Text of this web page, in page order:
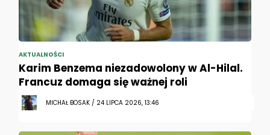
AKTUALNOŚCI
Karim Benzema niezadowolony w Al-Hilal.
Francuz domaga się ważnej roli
MICHAŁ BOSAK / 24 LIPCA 2026, 13:46